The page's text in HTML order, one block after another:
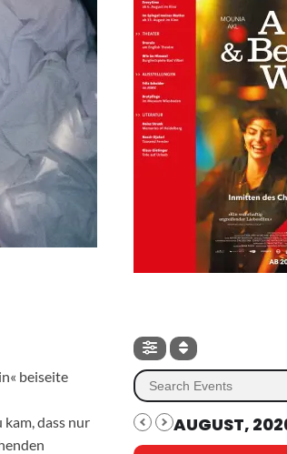
beiseite
dass nur
AUGUST,